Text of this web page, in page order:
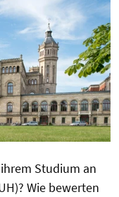
Studium an
Wie bewerten